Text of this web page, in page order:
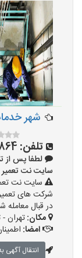
شهر
تلفن:
لطفا پس از
سایت نت تعمیر دیده ام
سایت نت
شرکت های
در قبال معامله
مکان:تهران -
امضا:
انتقال آگهی